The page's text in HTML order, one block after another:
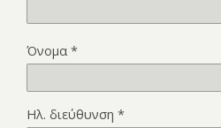
Όνομα *
Ηλ. διεύθυνση *